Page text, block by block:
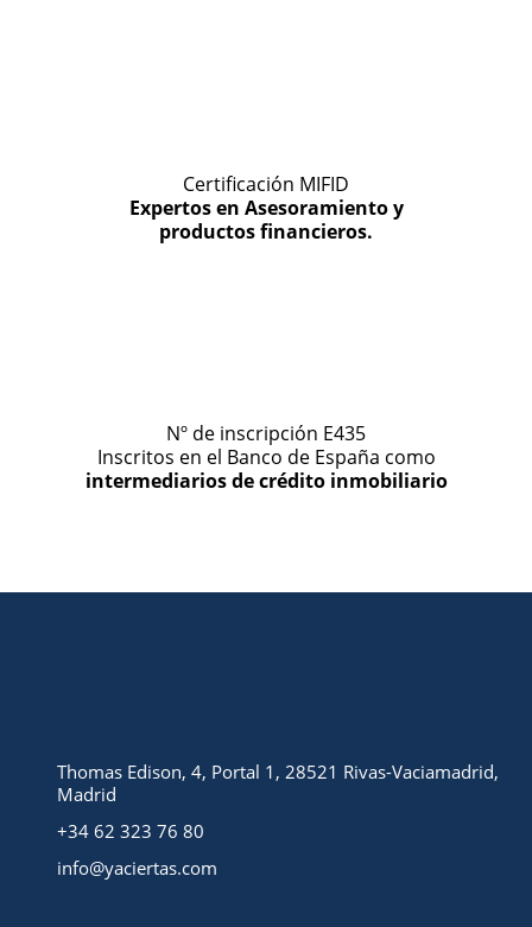
Certificación MIFID
Expertos en Asesoramiento y
productos financieros.
Nº de inscripción E435
Inscritos en el Banco de España como
intermediarios de crédito inmobiliario
Thomas Edison, 4, Portal 1, 28521 Rivas-Vaciamadrid,
Madrid
+34 62 323 76 80
info@yaciertas.com